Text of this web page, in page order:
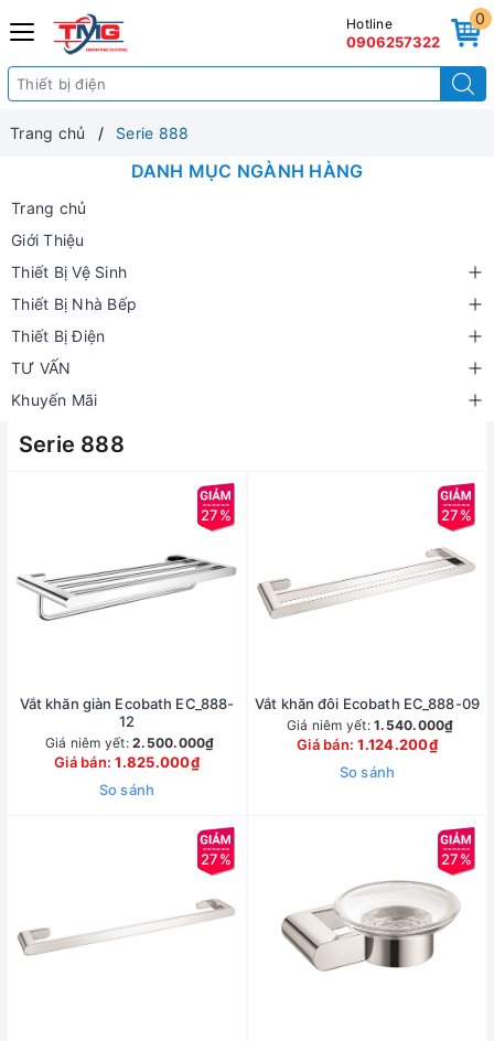
0
Hotline
0906257322
Trang chủ Serie 888
DANH MỤC NGÀNH HÀNG
Trang chủ
Giới Thiệu
Thiết Bị Vệ Sinh
Thiết Bị Nhà Bếp
Thiết Bị Điện
TƯ VẤN
Khuyến Mãi
Serie 888
27%
Vắt khăn giàn Ecobath EC_888-
12
Giá niêm yết: 2.500.000₫
Giá bán:1.825.000₫
So sánh
27%
Vắt khăn đôi Ecobath EC_888-09
Giá niêm yết: 1.540.000₫
Giá bán:1.124.200₫
So sánh
27% 27%